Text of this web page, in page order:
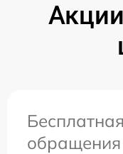
обращения